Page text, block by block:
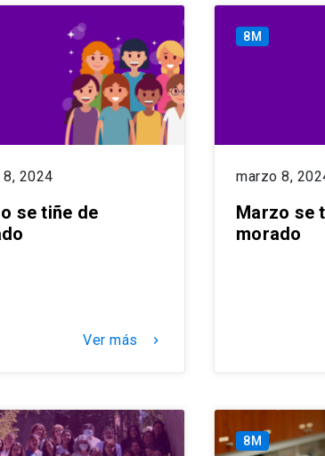
2024
se tiñe de
Ver más keyboard_arrow_right
8M
marzo 8,
Marzo se
morado
8M